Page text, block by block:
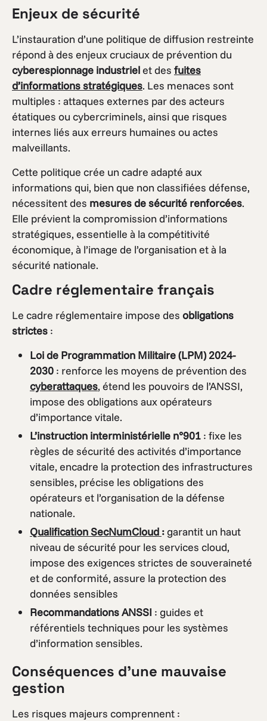
Enjeux de sécurité
L’instauration d’une politique de diffusion restreinte
répond à des enjeux cruciaux de prévention du
cyberespionnage industrielet des fuites
d’informations stratégiques. Les menaces sont
multiples : attaques externes par des acteurs
étatiques ou cybercriminels, ainsi que risques
internes liés aux erreurs humaines ou actes
malveillants.
Cette politique crée un cadre adapté aux
informations qui, bien que non classifiées défense,
nécessitent des mesures de sécurité renforcées.
Elle prévient la compromission d’informations
stratégiques, essentielle à la compétitivité
économique, à l’image de l’organisation et à la
sécurité nationale.
Cadre réglementaire français
Le cadre réglementaire impose des obligations
strictes :
Loi de Programmation Militaire (LPM) 2024-
2030 : renforce les moyens de prévention des
cyberattaques, étend les pouvoirs de l’ANSSI,
impose des obligations aux opérateurs
d’importance vitale.
L’instruction interministérielle n°901 : fixe les
règles de sécurité des activités d’importance
vitale, encadre la protection des infrastructures
sensibles, précise les obligations des
opérateurs et l’organisation de la défense
nationale.
Qualification SecNumCloud : garantit un haut
niveau de sécurité pour les services cloud,
impose des exigences strictes de souveraineté
et de conformité, assure la protection des
données sensibles
Recommandations ANSSI : guides et
référentiels techniques pour les systèmes
d’information sensibles.
Conséquences d’une mauvaise
gestion
Les risques majeurs comprennent :